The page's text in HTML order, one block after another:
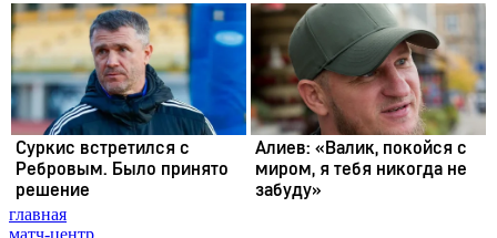
главная
матч-центр